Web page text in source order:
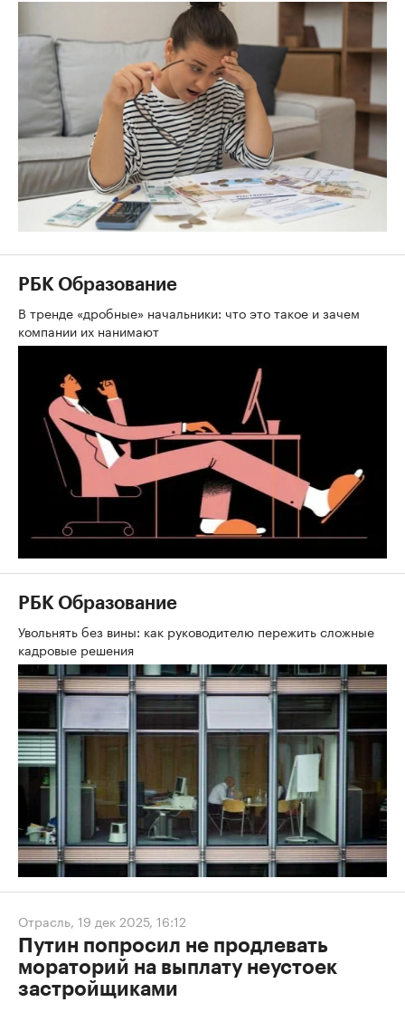
РБК Образование
В тренде «дробные» начальники: что это такое и зачем
компании их нанимают
РБК Образование
Увольнять без вины: как руководителю пережить сложные
кадровые решения
Отрасль, 19 дек 2025, 16:12
Путин попросил не продлевать
мораторий на выплату неустоек
застройщиками